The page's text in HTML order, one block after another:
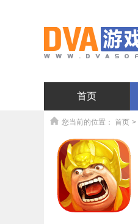
首页
您当前的位置： 首页 >